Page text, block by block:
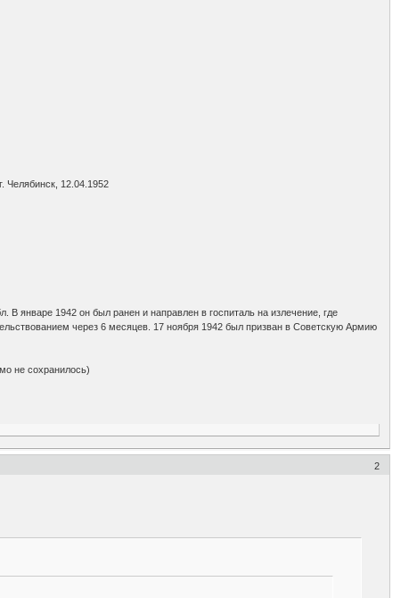
Челябинск, 12.04.1952
январе 1942 он был ранен и направлен в госпиталь на излечение, где
через 6 месяцев. 17 ноября 1942 был призван в Советскую Армию
не сохранилось)
2